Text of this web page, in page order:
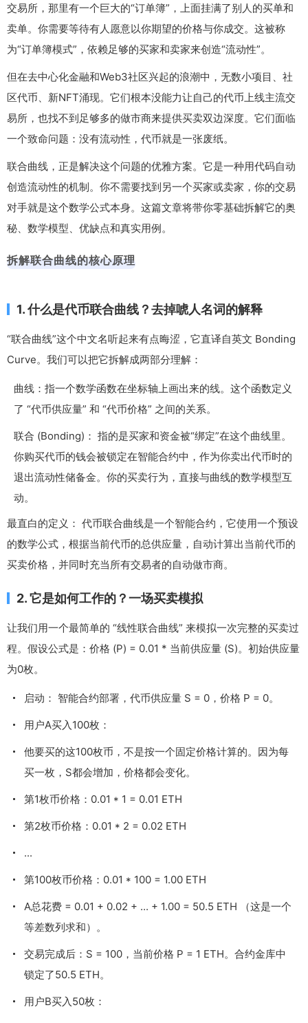
交易所，那里有一个巨大的“订单簿”，上面挂满了别人的买单和
卖单。你需要等待有人愿意以你期望的价格与你成交。这被称
为“订单簿模式”，依赖足够的买家和卖家来创造“流动性”。
但在去中心化金融和Web3社区兴起的浪潮中，无数小项目、社
区代币、新NFT涌现。它们根本没能力让自己的代币上线主流交
易所，也找不到足够多的做市商来提供买卖双边深度。它们面临
一个致命问题：没有流动性，代币就是一张废纸。
联合曲线，正是解决这个问题的优雅方案。它是一种用代码自动
创造流动性的机制。你不需要找到另一个买家或卖家，你的交易
对手就是这个数学公式本身。这篇文章将带你零基础拆解它的奥
秘、数学模型、优缺点和真实用例。
拆解联合曲线的核心原理
1. 什么是代币联合曲线？去掉唬人名词的解释
“联合曲线”这个中文名听起来有点晦涩，它直译自英文 Bonding
Curve。我们可以把它拆解成两部分理解：
曲线：指一个数学函数在坐标轴上画出来的线。这个函数定义
了 “代币供应量” 和 “代币价格” 之间的关系。
联合 (Bonding)： 指的是买家和资金被“绑定”在这个曲线里。
你购买代币的钱会被锁定在智能合约中，作为你卖出代币时的
退出流动性储备金。你的买卖行为，直接与曲线的数学模型互
动。
最直白的定义： 代币联合曲线是一个智能合约，它使用一个预设
的数学公式，根据当前代币的总供应量，自动计算出当前代币的
买卖价格，并同时充当所有交易者的自动做市商。
2. 它是如何工作的？一场买卖模拟
让我们用一个最简单的 “线性联合曲线” 来模拟一次完整的买卖过
程。假设公式是：价格 (P) = 0.01 * 当前供应量 (S)。初始供应量
为0枚。
启动： 智能合约部署，代币供应量 S = 0 ，价格 P = 0。
用户A买入100枚：
他要买的这100枚币，不是按一个固定价格计算的。因为每
买一枚， S都会增加，价格都会变化。
第1枚币价格：0.01 * 1 = 0.01 ETH
第2枚币价格：0.01 * 2 = 0.02 ETH
...
第100枚币价格：0.01 * 100 = 1.00 ETH
A总花费 = 0.01 + 0.02 + ... + 1.00 = 50.5 ETH （这是一个
等差数列求和）。
交易完成后： S = 100 ，当前价格 P = 1 ETH。合约金库中
锁定了50.5 ETH。
用户B买入50枚：